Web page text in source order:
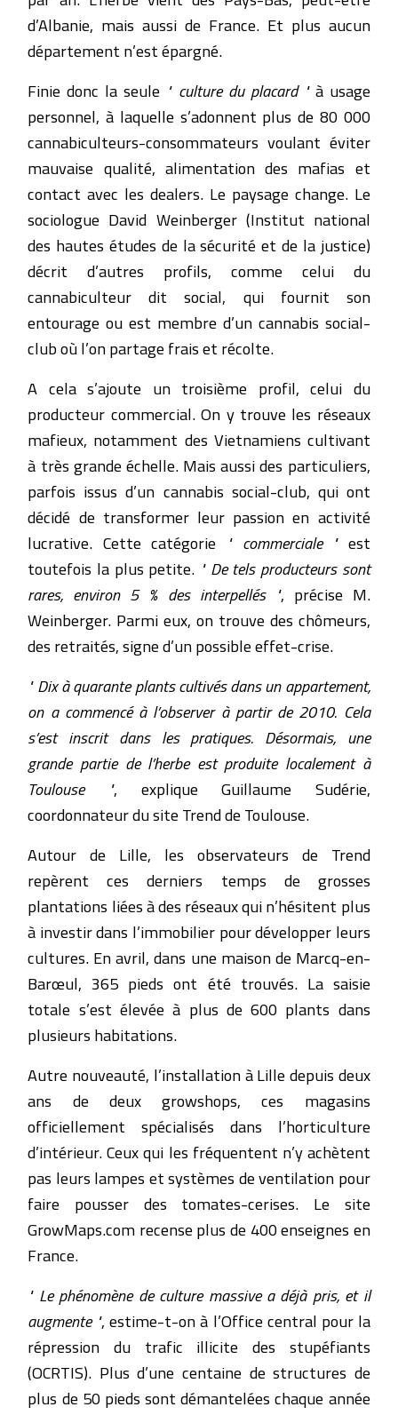
d’Albanie, mais aussi de France. Et plus aucun
département n’est épargné.
Finie donc la seule " culture du placard "à usage
personnel, à laquelle s’adonnent plus de 80 000
cannabiculteurs-consommateurs voulant éviter
mauvaise qualité, alimentation des mafias et
contact avec les dealers. Le paysage change. Le
sociologue David Weinberger (Institut national
des hautes études de la sécurité et de la justice)
décrit d’autres profils, comme celui du
cannabiculteur dit social, qui fournit son
entourage ou est membre d’un cannabis social-
club où l’on partage frais et récolte.
A cela s’ajoute un troisième profil, celui du
producteur commercial. On y trouve les réseaux
mafieux, notamment des Vietnamiens cultivant
à très grande échelle. Mais aussi des particuliers,
parfois issus d’un cannabis social-club, qui ont
décidé de transformer leur passion en activité
lucrative. Cette catégorie " commerciale "est
toutefois la plus petite. " De tels producteurs sont
rares, environ 5 % des interpellés ", précise M.
Weinberger. Parmi eux, on trouve des chômeurs,
des retraités, signe d’un possible effet-crise.
" Dix à quarante plants cultivés dans un appartement,
on a commencé à l’observer à partir de 2010. Cela
s’est inscrit dans les pratiques. Désormais, une
grande partie de l’herbe est produite localement à
Toulouse ", explique Guillaume Sudérie,
coordonnateur du site Trend de Toulouse.
Autour de Lille, les observateurs de Trend
repèrent ces derniers temps de grosses
plantations liées à des réseaux qui n’hésitent plus
à investir dans l’immobilier pour développer leurs
cultures. En avril, dans une maison de Marcq-en-
Barœul, 365 pieds ont été trouvés. La saisie
totale s’est élevée à plus de 600 plants dans
plusieurs habitations.
Autre nouveauté, l’installation à Lille depuis deux
ans de deux growshops, ces magasins
officiellement spécialisés dans l’horticulture
d’intérieur. Ceux qui les fréquentent n’y achètent
pas leurs lampes et systèmes de ventilation pour
faire pousser des tomates-cerises. Le site
GrowMaps.com recense plus de 400 enseignes en
France.
" Le phénomène de culture massive a déjà pris, et il
augmente ", estime-t-on à l’Office central pour la
répression du trafic illicite des stupéfiants
(OCRTIS). Plus d’une centaine de structures de
plus de 50 pieds sont démantelées chaque année